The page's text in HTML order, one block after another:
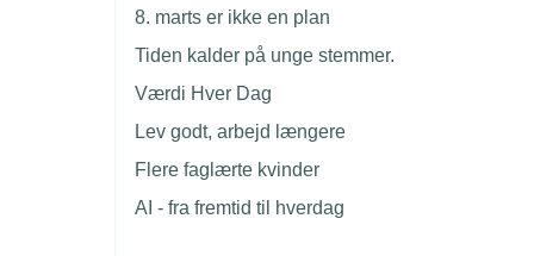
Gå direkte til
Skabeloner og kontrakter
Beregn opsigelsesvarsel
Gå direkte til
Skabeloner
TEKNIQ app
8. marts er ikke en plan
Tiden kalder på unge stemmer.
Værdi Hver Dag
Lev godt, arbejd længere
Flere faglærte kvinder
AI - fra fremtid til hverdag